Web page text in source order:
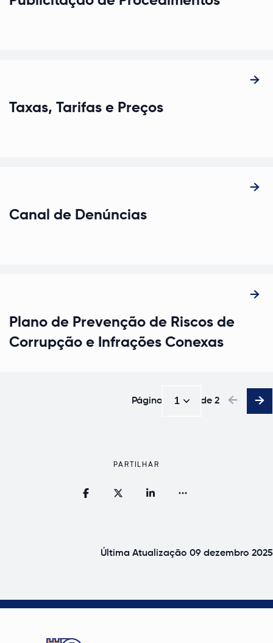
Taxas, Tarifas e Preços
Canal de Denúncias
Abre num novo separador
Plano de Prevenção de Riscos de
Corrupção e Infrações Conexas
Página 1
1 de 2
PARTILHAR
Última Atualização 09 dezembro 2025